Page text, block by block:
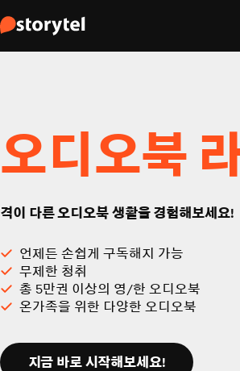
오디오북
격이 다른 오디오북 생활을 경험해보세요!
언제든 손쉽게 구독해지 가능
무제한 청취
총 5만권 이상의 영/한 오디오북
온가족을 위한 다양한 오디오북
지금 바로 시작해보세요!